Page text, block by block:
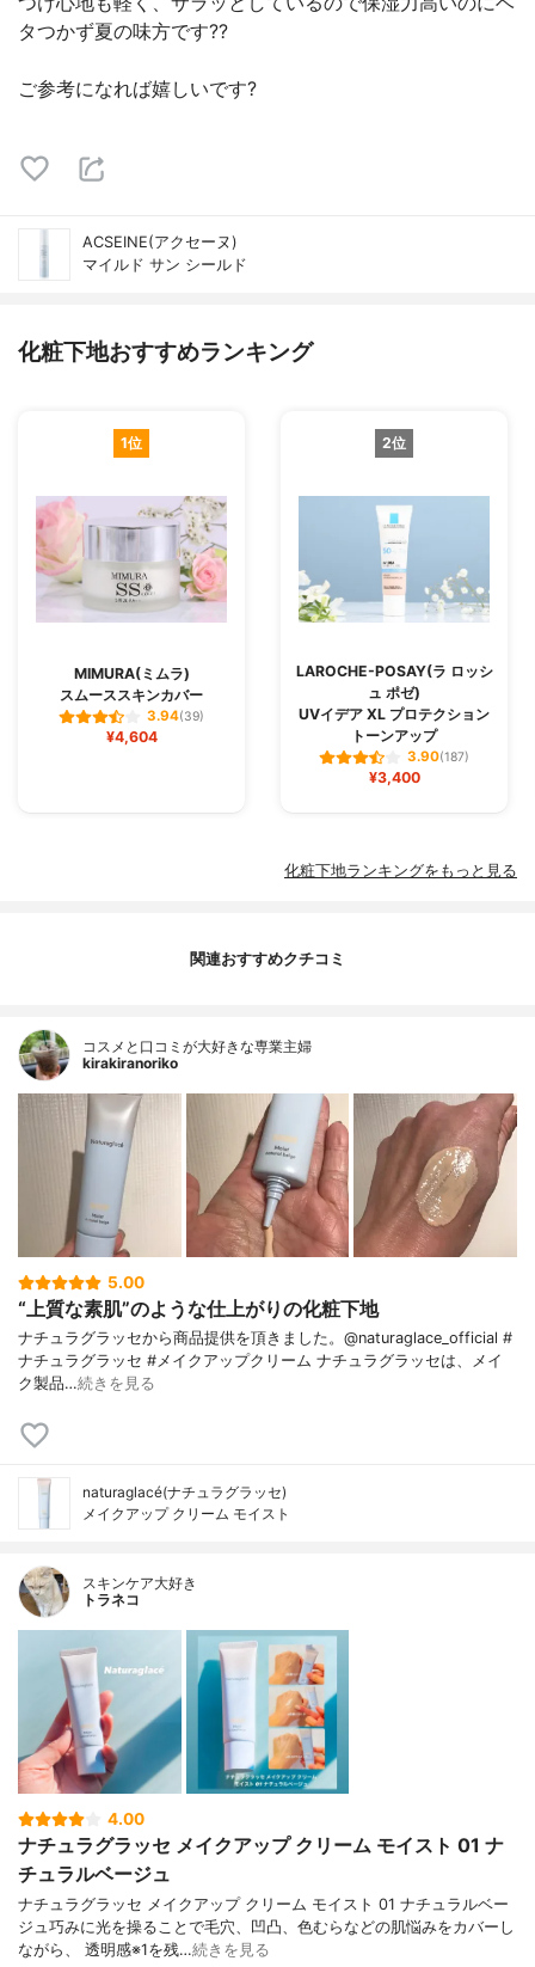
タつかず夏の味方です??
ご参考になれば嬉しいです?
ACSEINE(アクセーヌ)
マイルド サン シールド
化粧下地おすすめランキング
1位
MIMURA(ミムラ)
スムーススキンカバー
3.94(39)
¥4,604
2位
LAROCHE-POSAY(ラ ロッシ
ュ ポゼ)
UVイデア XL プロテクション
トーンアップ
3.90(187)
¥3,400
化粧下地ランキングをもっと見る
関連おすすめクチコミ
コスメと口コミが大好きな専業主婦
kirakiranoriko
5.00
“上質な素肌”のような仕上がりの化粧下地
ナチュラグラッセから商品提供を頂きました。@naturaglace_official #
ナチュラグラッセ #メイクアップクリーム ナチュラグラッセは、メイ
ク製品…続きを見る
naturaglacé(ナチュラグラッセ)
メイクアップ クリーム モイスト
スキンケア大好き
トラネコ
4.00
ナチュラグラッセ メイクアップ クリーム モイスト 01 ナ
チュラルベージュ
ナチュラグラッセ メイクアップ クリーム モイスト 01 ナチュラルベー
ジュ巧みに光を操ることで毛穴、凹凸、色むらなどの肌悩みをカバーし
ながら、 透明感※1を残…続きを見る